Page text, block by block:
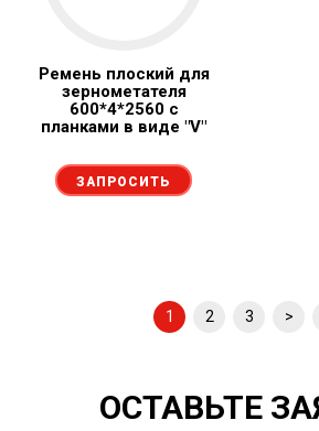
Ремень плоский для
зернометателя
600*4*2560 с
планками в виде "V"
ЗАПРОСИТЬ
1 2 3 >
ОСТАВЬТЕ